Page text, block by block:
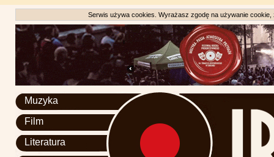
Serwis używa cookies. Wyrażasz zgodę na używanie
Muzyka
Film
Literatura